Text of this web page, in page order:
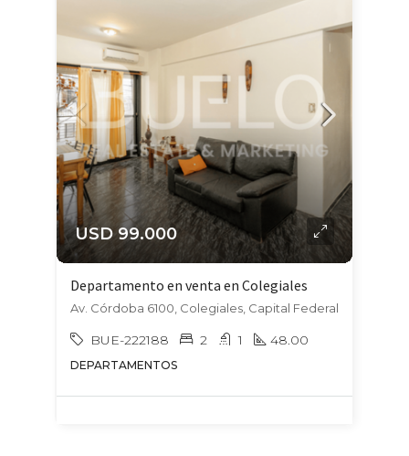
USD 99.000
Departamento en venta en Colegiales
Av. Córdoba 6100, Colegiales, Capital Federal
BUE-222188 2 1 48.00
DEPARTAMENTOS